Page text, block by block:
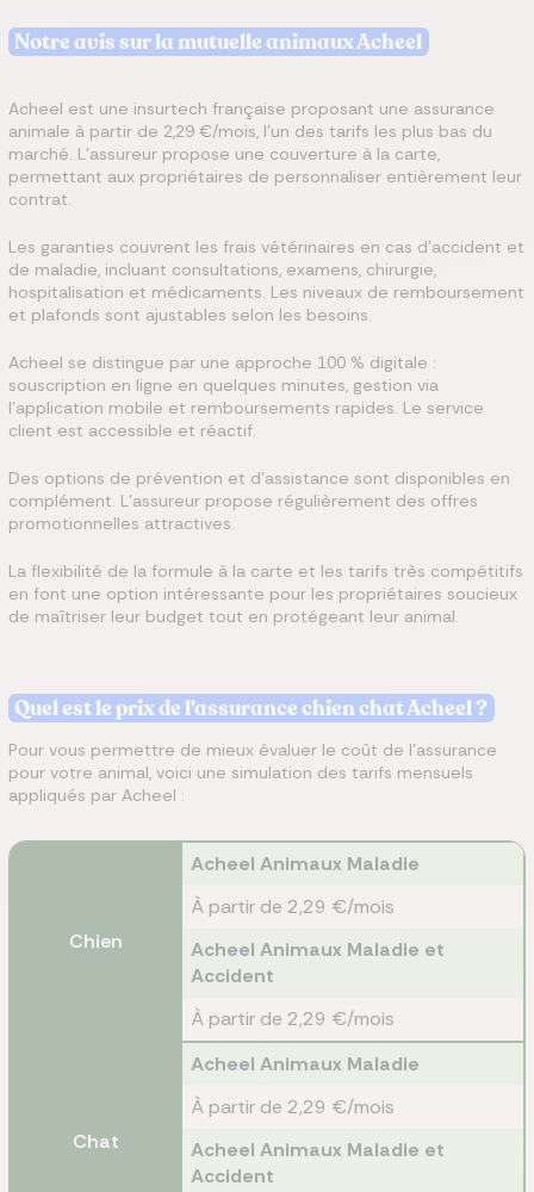
Notre avis sur la mutuelle animaux Acheel
Acheel est une insurtech française proposant une assurance
animale à partir de 2,29 €/mois, l'un des tarifs les plus bas du
marché. L'assureur propose une couverture à la carte,
permettant aux propriétaires de personnaliser entièrement leur
contrat.
Les garanties couvrent les frais vétérinaires en cas d'accident et
de maladie, incluant consultations, examens, chirurgie,
hospitalisation et médicaments. Les niveaux de remboursement
et plafonds sont ajustables selon les besoins.
Acheel se distingue par une approche 100 % digitale :
souscription en ligne en quelques minutes, gestion via
l'application mobile et remboursements rapides. Le service
client est accessible et réactif.
Des options de prévention et d'assistance sont disponibles en
complément. L'assureur propose régulièrement des offres
promotionnelles attractives.
La flexibilité de la formule à la carte et les tarifs très compétitifs
en font une option intéressante pour les propriétaires soucieux
de maîtriser leur budget tout en protégeant leur animal.
Quel est le prix de l'assurance chien chat Acheel ?
Pour vous permettre de mieux évaluer le coût de l'assurance
pour votre animal, voici une simulation des tarifs mensuels
appliqués par Acheel :
Chien
Acheel Animaux Maladie
À partir de 2,29 €/mois
Acheel Animaux Maladie et
Accident
À partir de 2,29 €/mois
Chat
Acheel Animaux Maladie
À partir de 2,29 €/mois
Acheel Animaux Maladie et
Accident